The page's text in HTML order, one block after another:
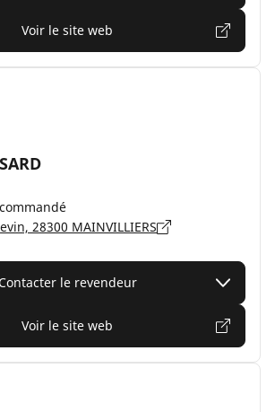
Voir le site web
28300 MAINVILLIERS
le revendeur
Voir le site web